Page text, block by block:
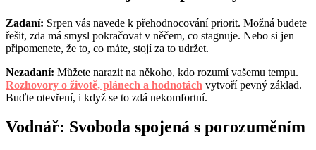
Zadaní: Srpen vás navede k přehodnocování priorit. Možná budete
řešit, zda má smysl pokračovat v něčem, co stagnuje. Nebo si jen
připomenete, že to, co máte, stojí za to udržet.
Nezadaní: Můžete narazit na někoho, kdo rozumí vašemu tempu.
Rozhovory o životě, plánech a hodnotách vytvoří pevný základ.
Buďte otevření, i když se to zdá nekomfortní.
Vodnář: Svoboda spojená s porozuměním